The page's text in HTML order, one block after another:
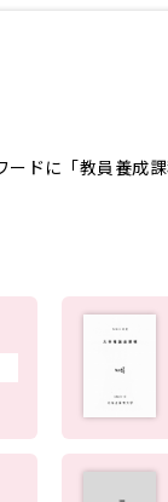
ドに「教員養成